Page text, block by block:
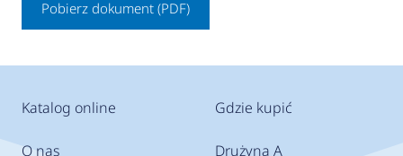
Pobierz dokument (PDF)
Katalog online
O nas
Gdzie kupić
Drużyna A